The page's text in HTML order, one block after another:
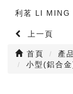
利茗 LI MING
上一頁
首頁
產
小型(鋁合